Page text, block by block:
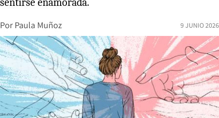
Por Paula Muñoz 9 JUNIO 2026